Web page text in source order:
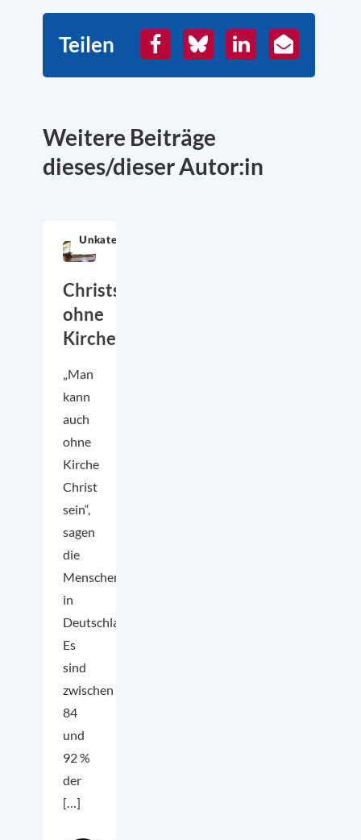
Teilen FacebookBlueskyLinkedIn
E-
Mail
Weitere Beiträge
dieses/dieser Autor:in
Unkategorisiert
Christsein
ohne
Kirche
„Man
kann
auch
ohne
Kirche
Christ
sein“,
sagen
die
Menschen
in
Deutschland.
Es
sind
zwischen
84
und
92 %
der
[…]